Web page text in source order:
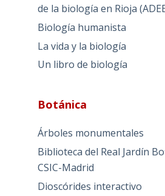
de la biología en Rioja
Biología humanista
La vida y la biología
Un libro de biología
Botánica
Árboles monumentales
Biblioteca del Real Jardín
CSIC-Madrid
Dioscórides interactivo